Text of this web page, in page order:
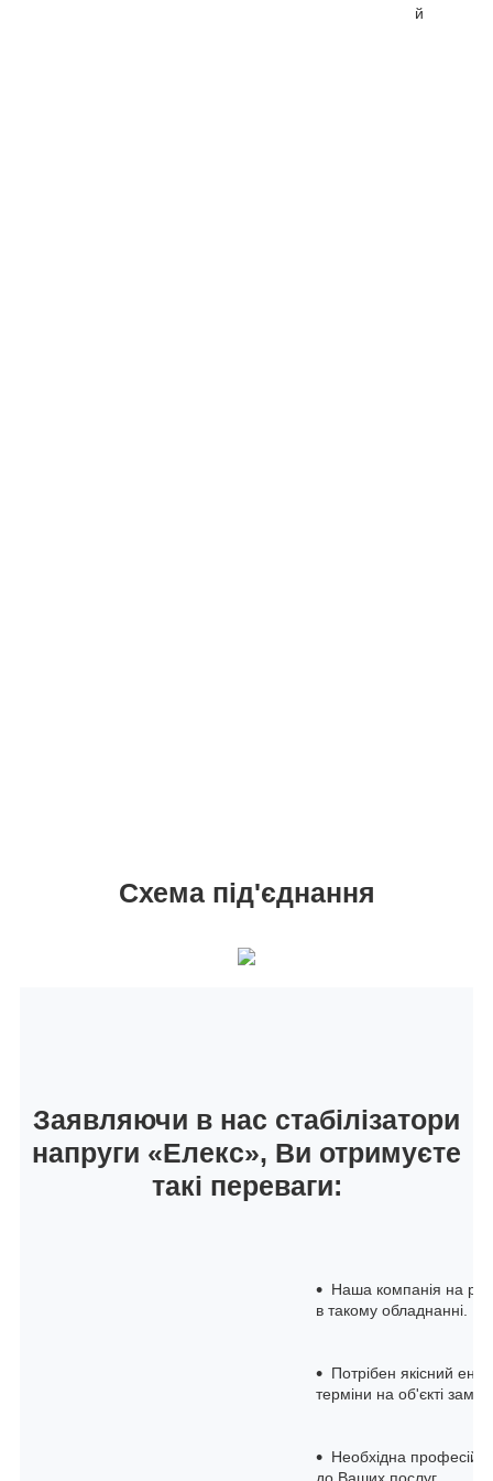
й
Схема під'єднання
Заявляючи в нас стабілізатори
напруги «Елекс», Ви отримуєте
такі переваги:
Наша компанія на
в такому обладнанні.
Потрібен якісний
терміни на об'єкті
Необхідна
до Ваших послуг.